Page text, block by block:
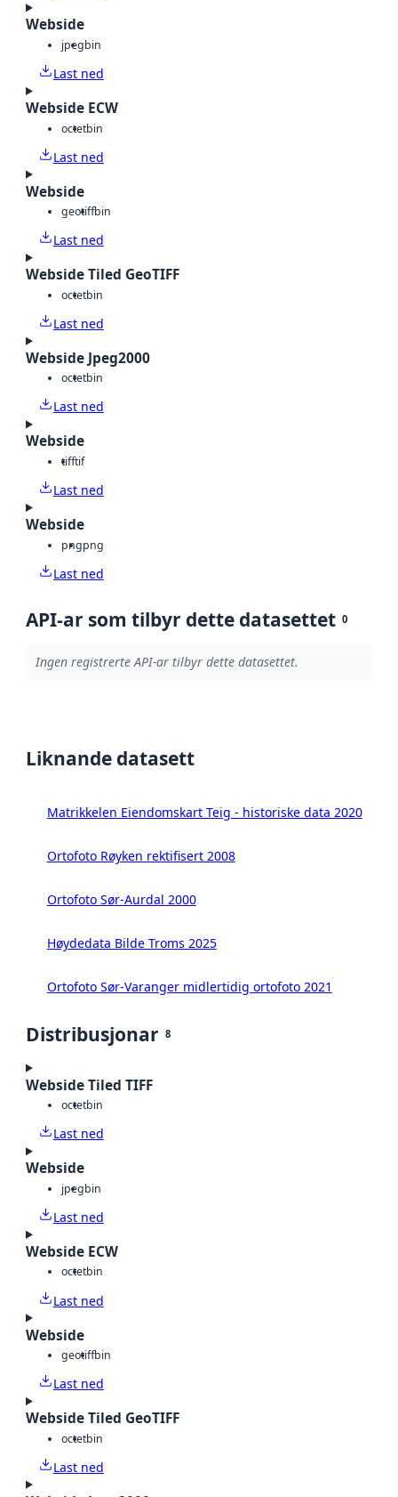
Webside
jpegbin
Last ned
Webside ECW
octetbin
Last ned
Webside
geotiffbin
Last ned
Webside Tiled GeoTIFF
octetbin
Last ned
Webside Jpeg2000
octetbin
Last ned
Webside
tifftif
Last ned
Webside
pngpng
Last ned
API-ar som tilbyr dette datasettet 0
Ingen registrerte API-ar tilbyr dette datasettet.
Liknande datasett
Matrikkelen Eiendomskart Teig - historiske data 2020
Ortofoto Røyken rektifisert 2008
Ortofoto Sør-Aurdal 2000
Høydedata Bilde Troms 2025
Ortofoto Sør-Varanger midlertidig ortofoto 2021
Distribusjonar 8
Webside Tiled TIFF
octetbin
Last ned
Webside
jpegbin
Last ned
Webside ECW
octetbin
Last ned
Webside
geotiffbin
Last ned
Webside Tiled GeoTIFF
octetbin
Last ned